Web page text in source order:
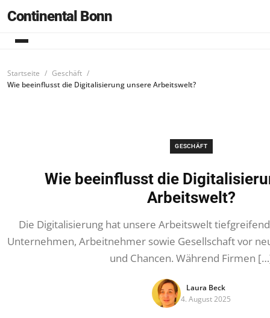
Continental Bonn
Startseite
Geschäft
Wie beeinflusst die Digitalisierung unsere Arbeitswelt?
GESCHÄFT
Wie beeinflusst die
Arbeitswelt?
Die Digitalisierung hat unsere Arbeitswelt
Unternehmen, Arbeitnehmer sowie Gesellschaft vor
und Chancen. Während Firmen
Laura Beck
4. August 2025